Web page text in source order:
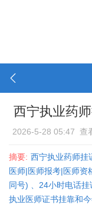
西宁执业药
2026-5-28 05:47 查
摘要: 西宁执业药师挂
医师|医师报考|医师
同号) 、24小时电话
执业医师证书挂靠和